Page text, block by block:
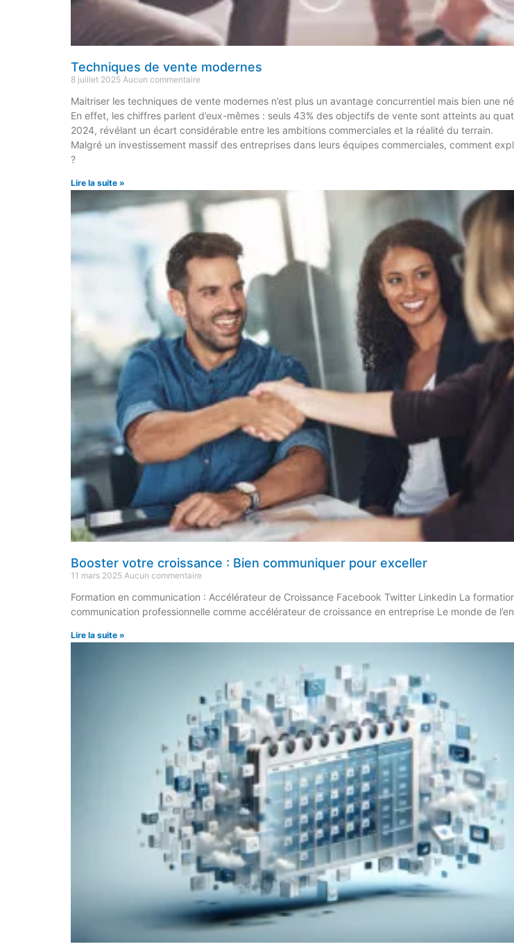
Techniques de vente modernes
8 juillet 2025 Aucun commentaire
Maitriser les techniques de vente modernes n’est plus un avantage concurrentiel mais bien une
En effet, les chiffres parlent d’eux-mêmes : seuls 43% des objectifs de vente sont atteints au
2024, révélant un écart considérable entre les ambitions commerciales et la réalité du terrain.
Malgré un investissement massif des entreprises dans leurs équipes commerciales, comment
?
Lire la suite »
Booster votre croissance : Bien communiquer pour exceller
11 mars 2025 Aucun commentaire
Formation en communication : Accélérateur de Croissance Facebook Twitter Linkedin La
communication professionnelle comme accélérateur de croissance en entreprise Le monde de
Lire la suite »